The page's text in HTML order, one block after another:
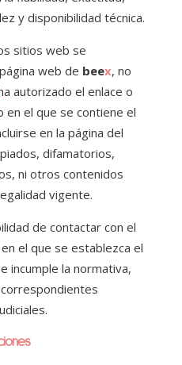
y disponibilidad técnica.
sitios web se
web de beex, no
autorizado el enlace o
el que se contiene el
en la página del
difamatorios,
ni otros contenidos
vigente.
de contactar con el
el que se establezca el
incumple la normativa,